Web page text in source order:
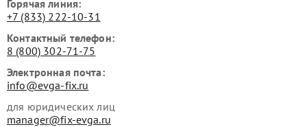
Горячая линия:
+7 (833) 222-10-31
Контактный телефон:
8 (800) 302-71-75
Электронная почта:
info@evga-fix.ru
для юридических лиц
manager@fix-evga.ru